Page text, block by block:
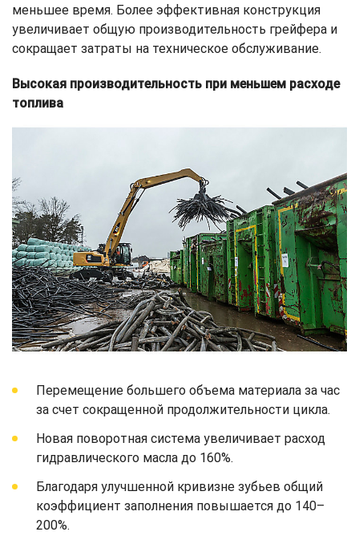
меньшее время. Более эффективная конструкция
увеличивает общую производительность грейфера и
сокращает затраты на техническое обслуживание.
Высокая производительность при меньшем расходе
топлива
Перемещение большего объема материала за час
за счет сокращенной продолжительности цикла.
Новая поворотная система увеличивает расход
гидравлического масла до 160%.
Благодаря улучшенной кривизне зубьев общий
коэффициент заполнения повышается до 140–
200%.